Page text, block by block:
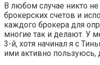
В любом случае никто
брокерских счетов и
каждого брокера для
многие так и делают. У
3-й, хотя начинал я с
ими активно пользуюсь,